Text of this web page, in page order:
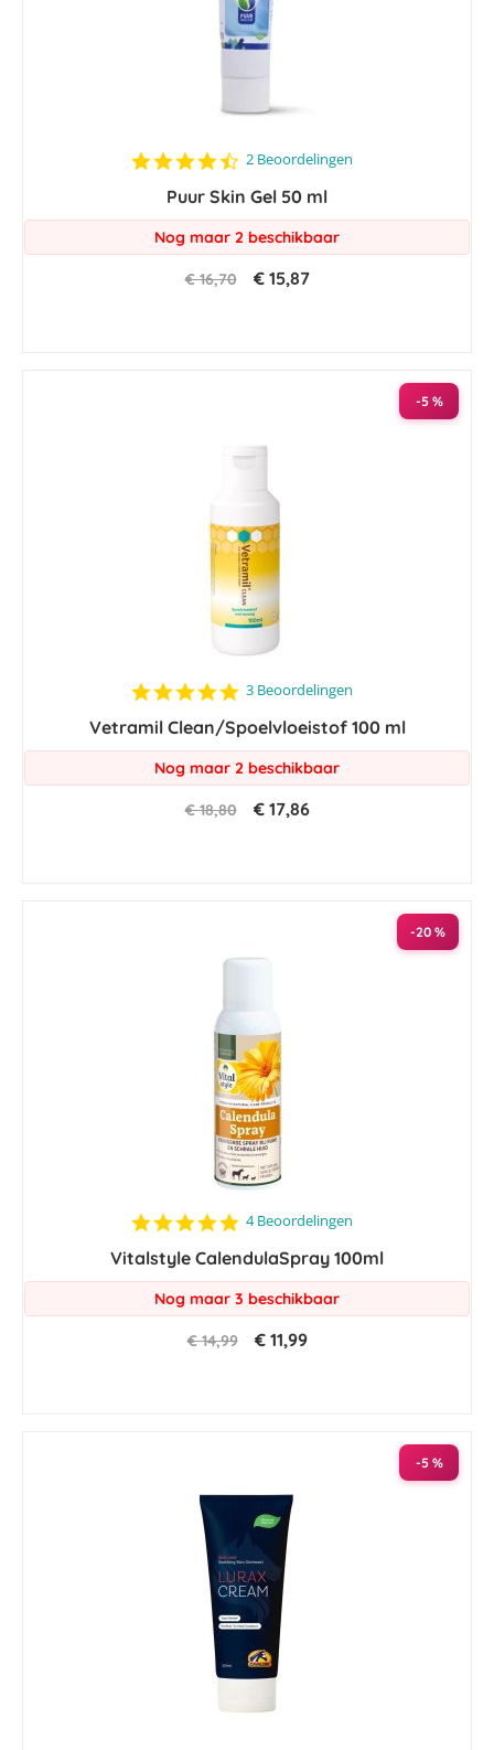
4.5
rating
2 Beoordelingen
Puur Skin Gel 50 ml
Nog maar 2 beschikbaar
€ 16,70 € 15,87
-5 %
5.0
rating
3 Beoordelingen
Vetramil Clean/Spoelvloeistof 100 ml
Nog maar 2 beschikbaar
€ 18,80 € 17,86
-20 %
4.8
rating
4 Beoordelingen
Vitalstyle CalendulaSpray 100ml
Nog maar 3 beschikbaar
€ 14,99 € 11,99
-5 %